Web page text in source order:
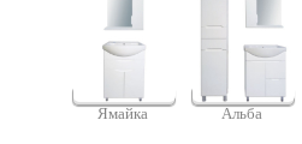
Ямайка Альба